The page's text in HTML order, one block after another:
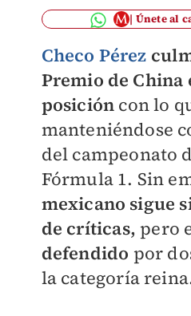
Únete al
Checo Pérez
Premio de China
posición con lo
manteniéndose
del campeonato
Fórmula 1. Sin
mexicano sigue
de críticas, pero
defendido por
la categoría